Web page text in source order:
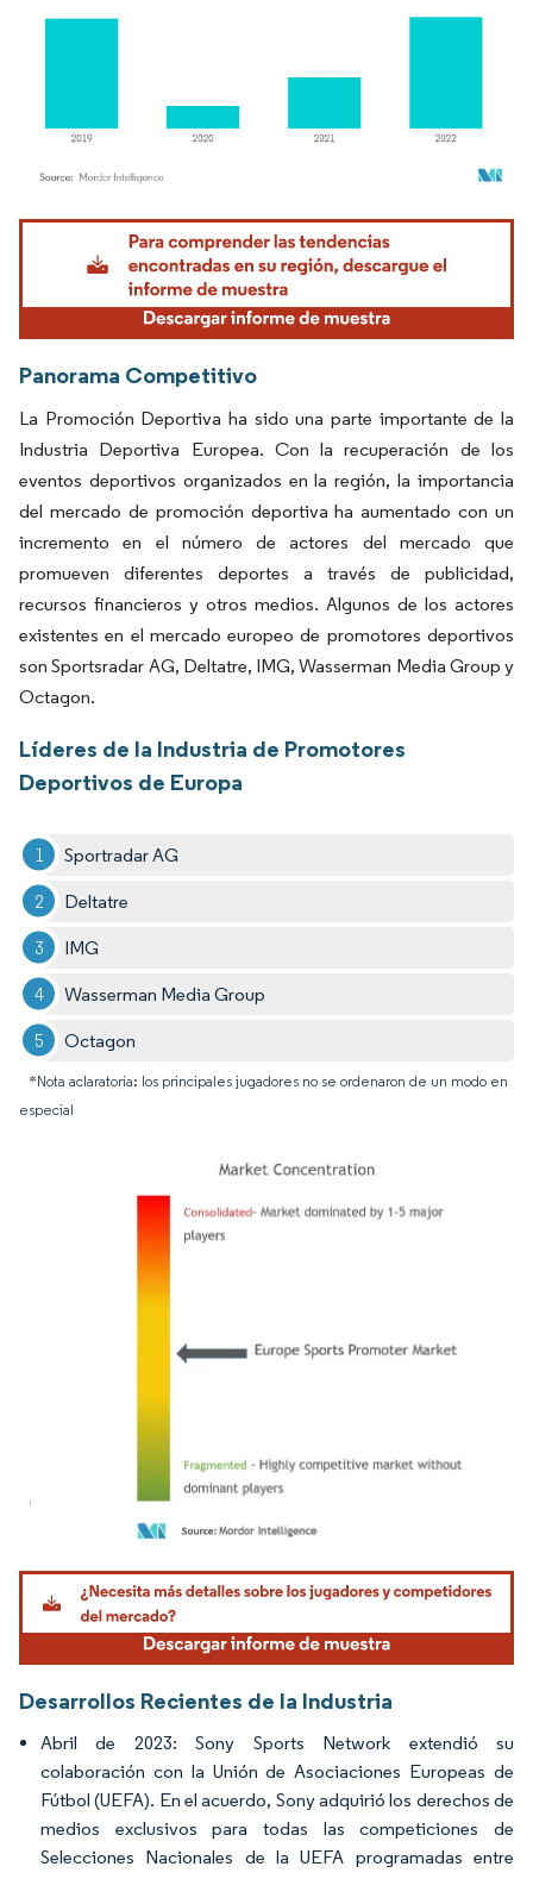
Imagen © Mordor Intelligence. El uso requiere atribución según CC BY 4.0.
Panorama Competitivo
La Promoción Deportiva ha sido una parte importante de la
Industria Deportiva Europea. Con la recuperación de los
eventos deportivos organizados en la región, la importancia
del mercado de promoción deportiva ha aumentado con un
incremento en el número de actores del mercado que
promueven diferentes deportes a través de publicidad,
recursos financieros y otros medios. Algunos de los actores
existentes en el mercado europeo de promotores deportivos
son Sportsradar AG, Deltatre, IMG, Wasserman Media Group y
Octagon.
Líderes de la Industria de Promotores
Deportivos de Europa
Sportradar AG
Deltatre
IMG
Wasserman Media Group
Octagon
*Nota aclaratoria: los principales jugadores no se ordenaron de un modo en
especial
Imagen © Mordor Intelligence. El uso requiere atribución según CC BY 4.0.
Desarrollos Recientes de la Industria
Abril de 2023: Sony Sports Network extendió su
colaboración con la Unión de Asociaciones Europeas de
Fútbol (UEFA). En el acuerdo, Sony adquirió los derechos de
medios exclusivos para todas las competiciones de
Selecciones Nacionales de la UEFA programadas entre